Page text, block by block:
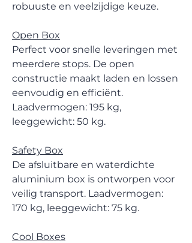
robuuste en veelzijdige keuze.
Open Box
Perfect voor snelle leveringen met
meerdere stops. De open
constructie maakt laden en lossen
eenvoudig en efficiënt.
Laadvermogen: 195 kg,
leeggewicht: 50 kg.
Safety Box
De afsluitbare en waterdichte
aluminium box is ontworpen voor
veilig transport. Laadvermogen:
170 kg, leeggewicht: 75 kg.
Cool Boxes